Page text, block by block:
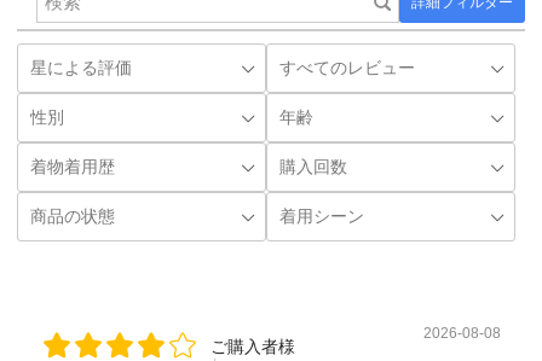
ご購入者様
2026-08-08